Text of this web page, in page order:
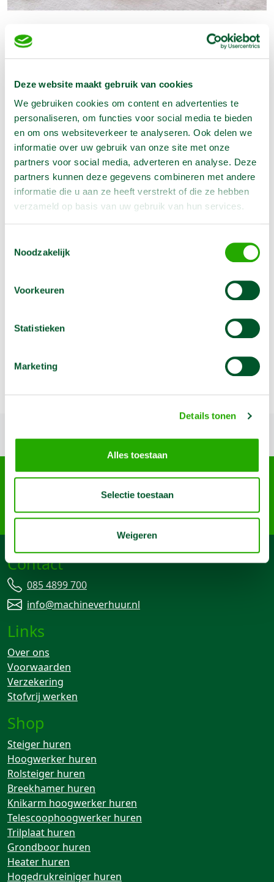
Deze website maakt gebruik van cookies
We gebruiken cookies om content en advertenties te
personaliseren, om functies voor social media te bieden
en om ons websiteverkeer te analyseren. Ook delen we
informatie over uw gebruik van onze site met onze
partners voor social media, adverteren en analyse. Deze
partners kunnen deze gegevens combineren met andere
informatie die u aan ze heeft verstrekt of die ze hebben
verzameld op basis van uw gebruik van hun services.
Noodzakelijk
Voorkeuren
Statistieken
Marketing
Details tonen
Alles toestaan
Selectie toestaan
Weigeren
€5,75
(Excl. BTW)
Aantal:
In Winkelwagen
Geen klantenkaart wél korting
Weekend = 1 huurdag
Bezorg-ophaal service
Specialistische machines
Conisch Zirkonium
Arma Machine Verhuur
Nijverheidslaan 95-A, 3903 AN Veenendaal
info@machineverhuur.nl
Contact
085 4899 700
info@machineverhuur.nl
Links
Over ons
Voorwaarden
Verzekering
Stofvrij werken
Shop
Steiger huren
Hoogwerker huren
Rolsteiger huren
Breekhamer huren
Knikarm hoogwerker huren
Telescoophoogwerker huren
Trilplaat huren
Grondboor huren
Heater huren
Hogedrukreiniger huren